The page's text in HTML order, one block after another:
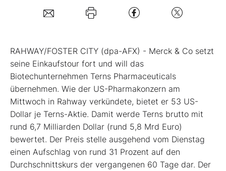
Kontakt
RAHWAY/FOSTER CITY (dpa-AFX) - Merck & Co setzt
seine Einkaufstour fort und will das
Biotechunternehmen Terns Pharmaceuticals
übernehmen. Wie der US-Pharmakonzern am
Mittwoch in Rahway verkündete, bietet er 53 US-
Dollar je Terns-Aktie. Damit werde Terns brutto mit
rund 6,7 Milliarden Dollar (rund 5,8 Mrd Euro)
bewertet. Der Preis stelle ausgehend vom Dienstag
einen Aufschlag von rund 31 Prozent auf den
Durchschnittskurs der vergangenen 60 Tage dar. Der